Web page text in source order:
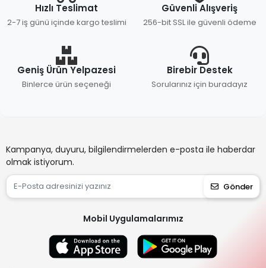
Hızlı Teslimat
2-7 iş günü içinde kargo teslimi
Güvenli Alışveriş
256-bit SSL ile güvenli ödeme
Geniş Ürün Yelpazesi
Binlerce ürün seçeneği
Birebir Destek
Sorularınız için buradayız
Kampanya, duyuru, bilgilendirmelerden e-posta ile haberdar
olmak istiyorum.
Gönder
Mobil Uygulamalarımız